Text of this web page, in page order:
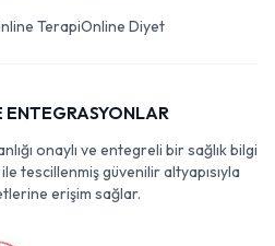
TerapiOnline Diyet
ENTEGRASYONLAR
onaylı ve entegreli bir sağlık bilgi
tescillenmiş güvenilir altyapısıyla
erişim sağlar.